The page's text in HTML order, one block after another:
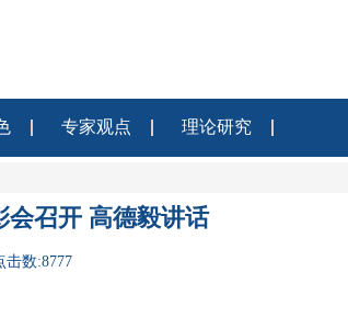
专家观点 理论研究
会召开 高德毅讲话
数:8777